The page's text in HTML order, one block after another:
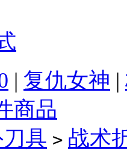
| 复仇女神 |
商品
具 > 战术